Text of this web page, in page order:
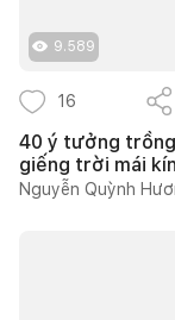
9.589
16
40 ý tưởng
giếng trời mái
Nguyễn Quỳnh